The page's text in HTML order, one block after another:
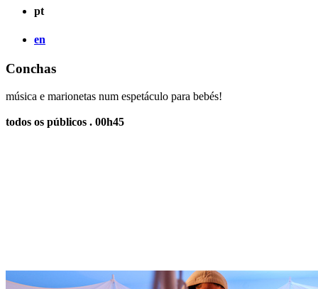
pt
en
Conchas
música e marionetas num espetáculo para bebés!
todos os públicos . 00h45